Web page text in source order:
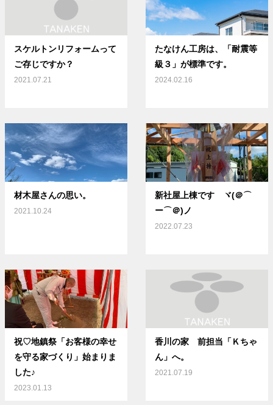
スケルトンリフォームって
ご存じですか？
2021.07.21
たなけん工房は、「耐震等
級３」が標準です。
2024.02.16
材木屋さんの思い。
2021.10.24
新社屋上棟です ヾ(＠⌒
ー⌒＠)ノ
2022.07.23
祝♡地鎮祭「お客様の幸せ
を守る家づくり」始まりま
した♪
2023.01.13
香川の家 前担当「Ｋちゃ
ん」へ。
2021.07.19